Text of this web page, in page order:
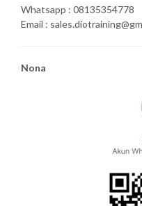
Whatsapp : 08135354778
Email :
Nona